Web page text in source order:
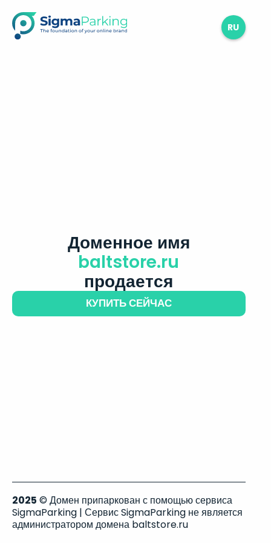
RU
Доменное имя
baltstore.ru
продается
КУПИТЬ СЕЙЧАС
2025 © Домен припаркован с помощью сервиса
SigmaParking | Сервис SigmaParking не является
администратором домена baltstore.ru